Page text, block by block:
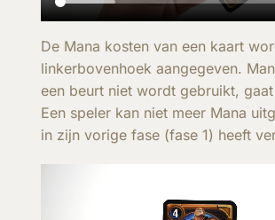
De Mana kosten van een kaart
linkerbovenhoek aangegeven.
een beurt niet wordt gebruikt,
Een speler kan niet meer Mana
in zijn vorige fase (fase 1) heeft